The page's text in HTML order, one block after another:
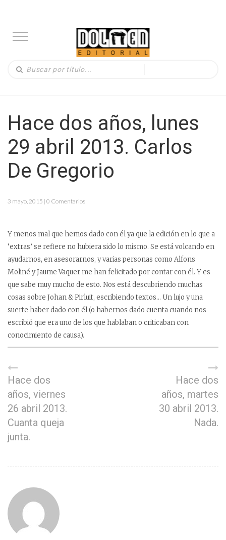
Hace dos años, lunes
29 abril 2013. Carlos
De Gregorio
3 mayo, 2015 | 0 Comentarios
Y menos mal que hemos dado con él ya que la edición en lo que a
‘extras’ se refiere no hubiera sido lo mismo. Se está volcando en
ayudarnos, en asesorarnos, y varias personas como Alfons
Moliné y Jaume Vaquer me han felicitado por contar con él. Y es
que sabe muy mucho de esto. Nos está descubriendo muchas
cosas sobre Johan & Pirluit, escribiendo textos… Un lujo y una
suerte haber dado con él (o habernos dado cuenta cuando nos
escribió que era uno de los que hablaban o criticaban con
conocimiento de causa).
Hace dos
años, viernes
26 abril 2013.
Cuanta queja
junta.
Hace dos
años, martes
30 abril 2013.
Nada.